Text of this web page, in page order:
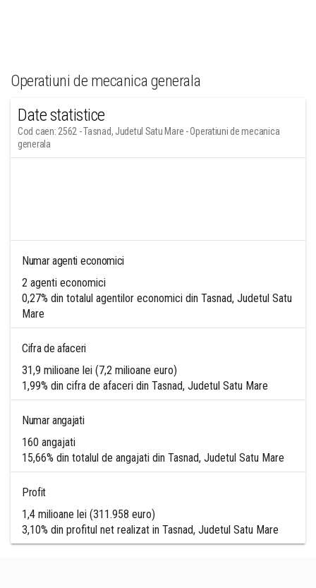
Operatiuni de mecanica generala
Date statistice
Cod caen: 2562 - Tasnad, Judetul Satu Mare - Operatiuni de mecanica
generala
Numar agenti economici
2 agenti economici
0,27% din totalul agentilor economici din Tasnad, Judetul Satu
Mare
Cifra de afaceri
31,9 milioane lei (7,2 milioane euro)
1,99% din cifra de afaceri din Tasnad, Judetul Satu Mare
Numar angajati
160 angajati
15,66% din totalul de angajati din Tasnad, Judetul Satu Mare
Profit
1,4 milioane lei (311.958 euro)
3,10% din profitul net realizat in Tasnad, Judetul Satu Mare